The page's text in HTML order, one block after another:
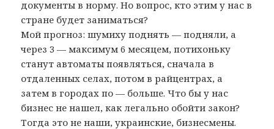
документы в норму. Но вопрос, кто этим у нас в
стране будет заниматься?
Мой прогноз: шумиху поднять — подняли, а
через 3 — максимум 6 месяцем, потихоньку
станут автоматы появляться, сначала в
отдаленных селах, потом в райцентрах, а
затем в городах по — больше. Что бы у нас
бизнес не нашел, как легально обойти закон?
Тогда это не наши, украинские, бизнесмены.